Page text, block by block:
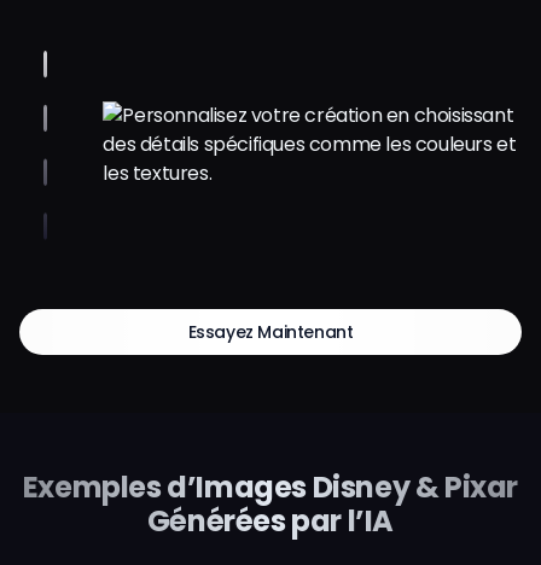
Essayez Maintenant
Exemples d’Images Disney & Pixar
Générées par l’IA